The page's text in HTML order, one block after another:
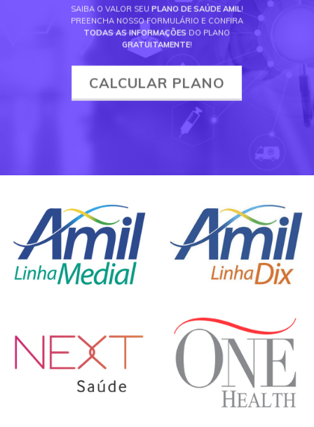
SAIBA O VALOR SEU PLANO DE SAÚDE AMIL!
PREENCHA NOSSO FORMULÁRIO E CONFIRA
TODAS AS INFORMAÇÕES DO PLANO
GRATUITAMENTE!
CALCULAR PLANO